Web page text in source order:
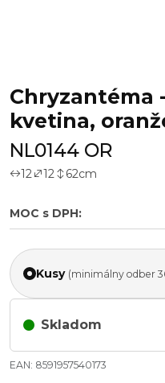
Chryzantéma
kvetina,
NL0144 OR
12 12 62cm
MOC s DPH:
Kusy (minimálny odber
Skladom
EAN: 8591957540173